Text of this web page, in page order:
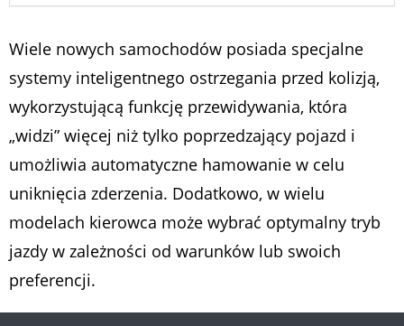
Wiele nowych samochodów posiada specjalne
systemy inteligentnego ostrzegania przed kolizją,
wykorzystującą funkcję przewidywania, która
„widzi” więcej niż tylko poprzedzający pojazd i
umożliwia automatyczne hamowanie w celu
uniknięcia zderzenia. Dodatkowo, w wielu
modelach kierowca może wybrać optymalny tryb
jazdy w zależności od warunków lub swoich
preferencji.